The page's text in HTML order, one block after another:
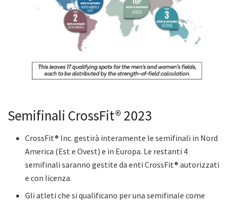
Semifinali CrossFit® 2023
CrossFit® Inc. gestirà interamente le semifinali in Nord
America (Est e Ovest) e in Europa. Le restanti 4
semifinali saranno gestite da enti CrossFit® autorizzati
e con licenza.
Gli atleti che si qualificano per una semifinale come